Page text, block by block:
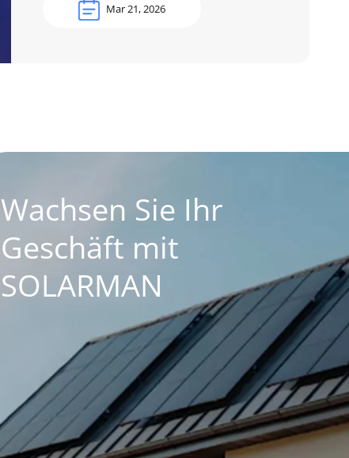
Mar 21, 2026
Wachsen Sie Ihr
Geschäft mit
SOLARMAN